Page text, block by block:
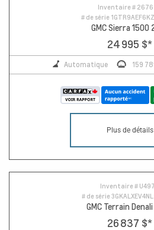
Inventaire #
# de série
GMC Sierra 1500
24 995 $*
Automatique 159
Plus de détails
Inventaire #
# de série
GMC Terrain
26 837 $*